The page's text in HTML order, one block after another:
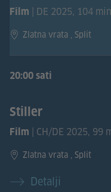
Film | DE 2025, 104
Zlatna vrata , Split
20:00 sati
Stiller
Film | CH/DE 2025, 99
Zlatna vrata , Split
Detalji